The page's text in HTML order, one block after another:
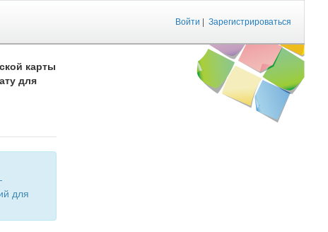
Войти | Зарегистрироваться
карты
для